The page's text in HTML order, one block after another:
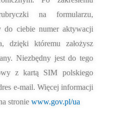
na formularzu,
do ciebie numer aktywacji
dzięki któremu założysz
Niezbędny jest do tego
z kartą SIM polskiego
e-mail. Więcej informacji
stroniewww.gov.pl/ua